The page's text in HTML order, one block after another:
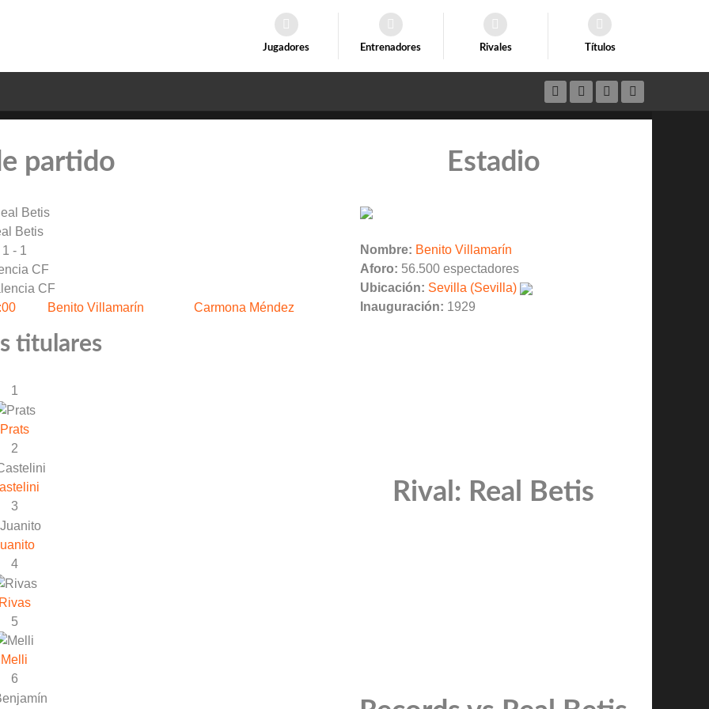
Jugadores Entrenadores Rivales Títulos
partido
Betis
1 - 1
CF
Benito Villamarín Carmona Méndez
titulares
1
Prats
2
3
4
5
Melli
6
Estadio
Nombre: Benito Villamarín
Aforo: 56.500 espectadores
Ubicación: Sevilla (Sevilla)
Inauguración: 1929
Rival: Real Betis